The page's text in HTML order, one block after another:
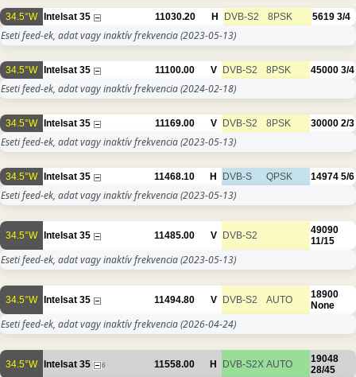
34.5°W Intelsat 35 11030.20 H DVB-S2 8PSK 5619 3/4
Eseti feed-ek, adat vagy inaktív frekvencia(2023-05-13)
34.5°W Intelsat 35 11100.00 V DVB-S2 8PSK 45000 3/4
Eseti feed-ek, adat vagy inaktív frekvencia(2024-02-18)
34.5°W Intelsat 35 11169.00 V DVB-S2 8PSK 30000 2/3
Eseti feed-ek, adat vagy inaktív frekvencia(2023-05-13)
34.5°W Intelsat 35 11468.10 H DVB-S QPSK 14974 5/6
Eseti feed-ek, adat vagy inaktív frekvencia(2023-05-13)
34.5°W Intelsat 35 11485.00 V DVB-S2
49090
11/15
Eseti feed-ek, adat vagy inaktív frekvencia(2023-05-13)
34.5°W Intelsat 35 11494.80 V DVB-S2 AUTO
18900
None
Eseti feed-ek, adat vagy inaktív frekvencia(2026-04-24)
34.5°W Intelsat 35 6 11558.00 H DVB-S2X AUTO
19048
28/45